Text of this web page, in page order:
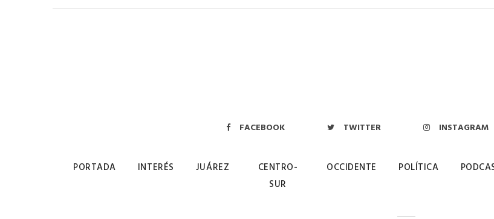
FACEBOOK TWITTER INSTAGRAM
PORTADA INTERÉS JUÁREZ
CENTRO-
SUR
OCCIDENTE POLÍTICA